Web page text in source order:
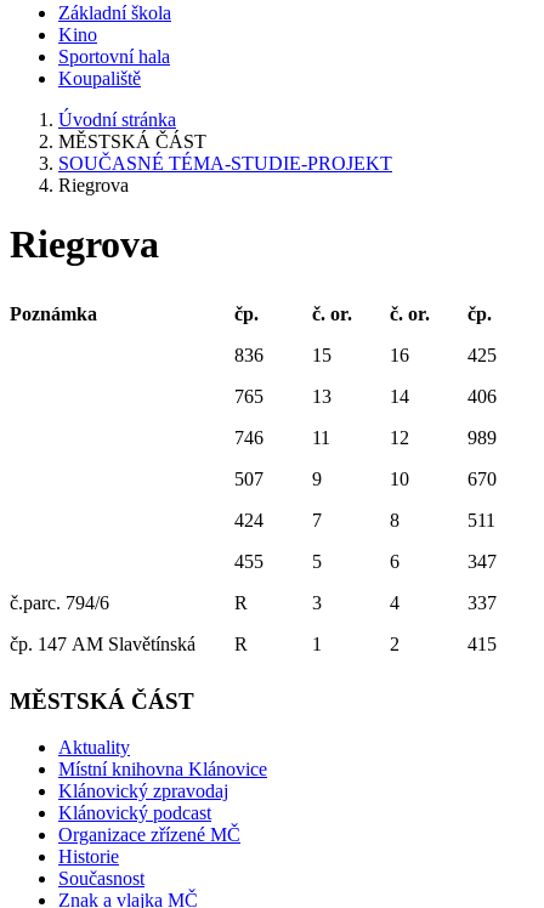
Základní škola
Kino
Sportovní hala
Koupaliště
Úvodní stránka
MĚSTSKÁ ČÁST
SOUČASNÉ TÉMA-STUDIE-PROJEKT
Riegrova
Riegrova
Poznámka čp. č. or. č. or.
čp.
836
15 16
425
765
13 14
406
746
11 12
989
507
9 10
670
424
7 8
511
455
5 6
347
č.parc. 794/6
R 3 4
337
čp. 147 AM Slavětínská
R 1 2 415
MĚSTSKÁ ČÁST
Aktuality
Místní knihovna Klánovice
Klánovický zpravodaj
Klánovický podcast
Organizace zřízené MČ
Historie
Současnost
Znak a vlajka MČ